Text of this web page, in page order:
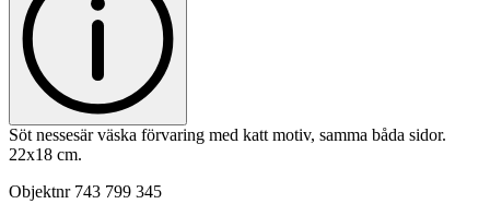
Söt nessesär väska förvaring med katt motiv, samma båda sidor.
22x18 cm.
Objektnr 743 799 345